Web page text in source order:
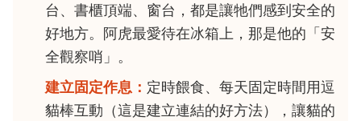
台、書櫃頂端、窗台，都是讓牠們感到安全的
好地方。阿虎最愛待在冰箱上，那是他的「安
全觀察哨」。
建立固定作息： 定時餵食、每天固定時間用逗
貓棒互動（這是建立連結的好方法），讓貓的